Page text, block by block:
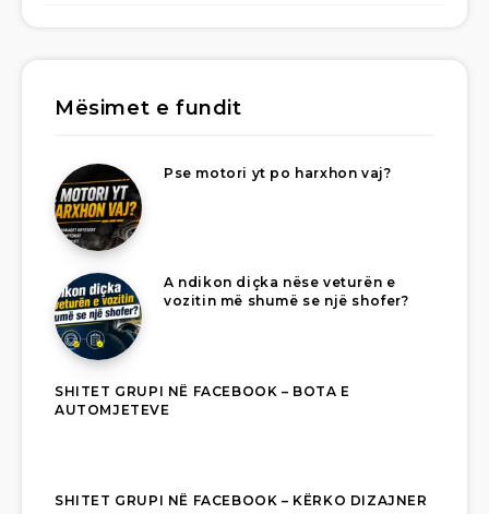
Mësimet e fundit
Pse motori yt po harxhon vaj?
A ndikon diçka nëse veturën e
vozitin më shumë se një shofer?
SHITET GRUPI NË FACEBOOK – BOTA E
AUTOMJETEVE
SHITET GRUPI NË FACEBOOK – KËRKO DIZAJNER